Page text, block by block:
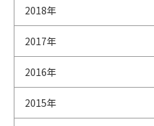
2018年
2017年
2016年
2015年